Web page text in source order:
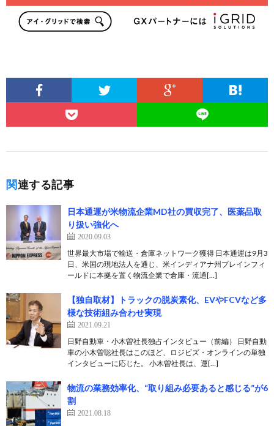
関連する記事
日本通運が米物流企業MD社の買収完了、医薬品取
り扱い強化へ
2020.09.03
世界最大市場で輸送・倉庫ネットワーク獲得 日本通運は9月3
日、米国の現地法人を通じ、米インディアナ州プレインフィ
ールドに本拠を置く物流企業で倉庫・流通[…]
【独自取材】トラックの脱炭素化、EVやFCVなど多
様な技術組み合わせ実現
2021.09.21
日野自動車・小木曽社長独占インタビュー（前編） 日野自動
車の小木曽聡社長はこのほど、ロジビズ・オンラインの単独
インタビューに応じた。 小木曽社長は、運[…]
物流の業務効率化、“取り組み必要あると感じる”が6
割
2021.08.18